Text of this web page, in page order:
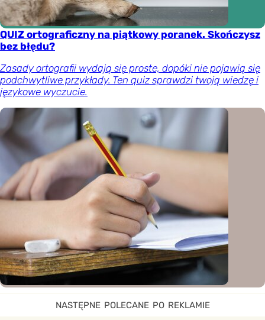
QUIZ ortograficzny na piątkowy poranek. Skończysz
bez błędu?
Zasady ortografii wydają się proste, dopóki nie pojawią się
podchwytliwe przykłady. Ten quiz sprawdzi twoją wiedzę i
językowe wyczucie.